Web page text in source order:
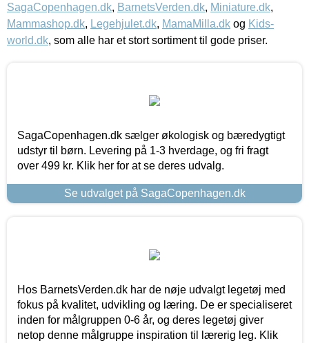
SagaCopenhagen.dk, BarnetsVerden.dk, Miniature.dk,
Mammashop.dk, Legehjulet.dk, MamaMilla.dk og Kids-
world.dk, som alle har et stort sortiment til gode priser.
SagaCopenhagen.dk sælger økologisk og bæredygtigt
udstyr til børn. Levering på 1-3 hverdage, og fri fragt
over 499 kr. Klik her for at se deres udvalg.
Se udvalget på SagaCopenhagen.dk
Hos BarnetsVerden.dk har de nøje udvalgt legetøj med
fokus på kvalitet, udvikling og læring. De er specialiseret
inden for målgruppen 0-6 år, og deres legetøj giver
netop denne målgruppe inspiration til lærerig leg. Klik